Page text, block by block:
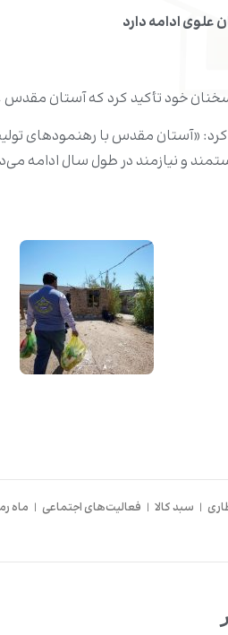
ادامه دارد
کرد که آستان مقدس علوی از ابتدای ماه مبارک رمضان بیش از
«آستان مقدس با رهنمودهای
و نیازمند در طول سال ادامه
| سبد کالا | فعالیت‌های اجتماعی | ماه